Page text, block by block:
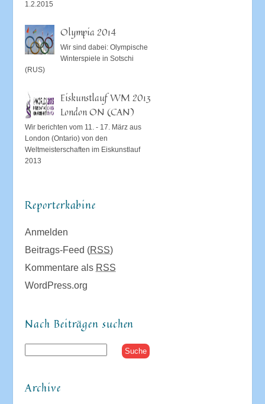
1.2.2015
Olympia 2014
Wir sind dabei: Olympische
Winterspiele in Sotschi
(RUS)
Eiskunstlauf WM 2013
London ON (CAN)
Wir berichten vom 11. - 17. März aus
London (Ontario) von den
Weltmeisterschaften im Eiskunstlauf
2013
Reporterkabine
Anmelden
Beitrags-Feed (RSS)
Kommentare als RSS
WordPress.org
Nach Beiträgen suchen
Archive